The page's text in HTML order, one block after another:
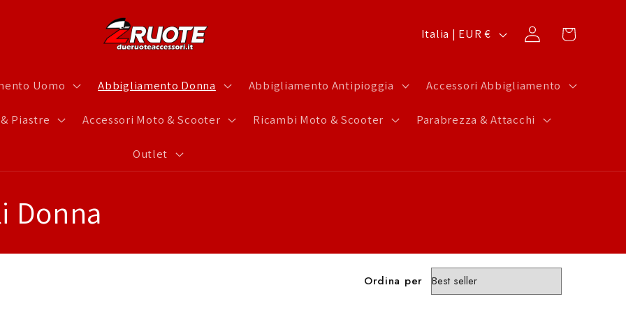
Uomo Abbigliamento Donna Abbigliamento Antipioggia Accessori Abbigliamento
Piastre Accessori Moto & Scooter Ricambi Moto & Scooter Parabrezza & Attacchi
Outlet
e
e
Italia | EUR € Accedi Carrello
Donna
Ordina per